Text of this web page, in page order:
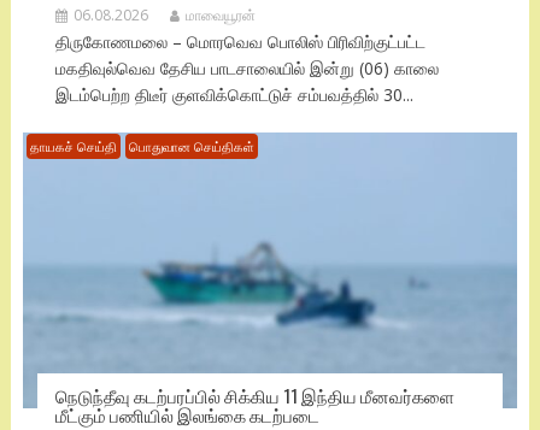
06.08.2026 மாவையூரன்
திருகோணமலை – மொரவெவ பொலிஸ் பிரிவிற்குட்பட்ட
மகதிவுல்வெவ தேசிய பாடசாலையில் இன்று (06) காலை
இடம்பெற்ற திடீர் குளவிக்கொட்டுச் சம்பவத்தில் 30...
தாயகச் செய்தி பொதுவான செய்திகள்
நெடுந்தீவு கடற்பரப்பில் சிக்கிய 11 இந்திய மீனவர்களை
மீட்கும் பணியில் இலங்கை கடற்படை